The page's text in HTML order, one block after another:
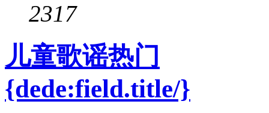
2317
儿童歌谣热门
{dede:field.title/}